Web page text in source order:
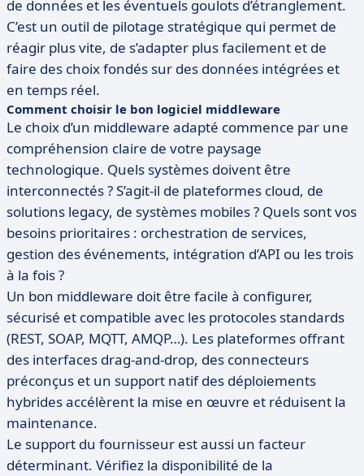
de données et les éventuels goulots d’étranglement.
C’est un outil de pilotage stratégique qui permet de
réagir plus vite, de s’adapter plus facilement et de
faire des choix fondés sur des données intégrées et
en temps réel.
Comment choisir le bon logiciel middleware
Le choix d’un middleware adapté commence par une
compréhension claire de votre paysage
technologique. Quels systèmes doivent être
interconnectés ? S’agit-il de plateformes cloud, de
solutions legacy, de systèmes mobiles ? Quels sont vos
besoins prioritaires : orchestration de services,
gestion des événements, intégration d’API ou les trois
à la fois ?
Un bon middleware doit être facile à configurer,
sécurisé et compatible avec les protocoles standards
(REST, SOAP, MQTT, AMQP…). Les plateformes offrant
des interfaces drag-and-drop, des connecteurs
préconçus et un support natif des déploiements
hybrides accélèrent la mise en œuvre et réduisent la
maintenance.
Le support du fournisseur est aussi un facteur
déterminant. Vérifiez la disponibilité de la